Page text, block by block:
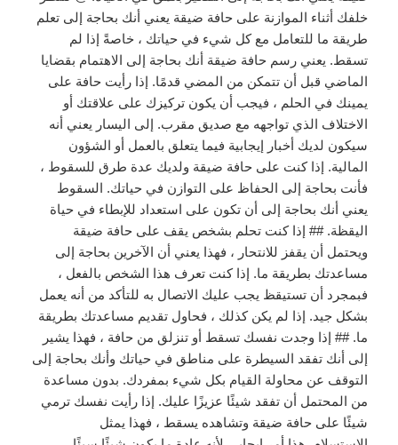
خلفك أثناء الموازنة على حافة ضيقة يعني أنك بحاجة إلى تعلم
طريقة ما للتعامل مع كل شيء في حياتك ، خاصةً إذا لم
تسقط. يعني رسم حافة ضيقة أنك بحاجة إلى الاهتمام بقضايا
الماضي قبل أن تتمكن من المضي قدمًا. إذا رأيت حافة على
يمينك في الحلم ، فيجب أن يكون تركيزك على علاقتك أو
الاختلاف الذي تواجهه مع صديق مقرب. إلى اليسار يعني أنه
سيكون لديك أخبار إيجابية فيما يتعلق بالعمل أو الشؤون
المالية. إذا كنت على حافة ضيقة ولديك عدة طرق للسقوط ،
فأنت بحاجة إلى الحفاظ على التوازن في حياتك. السقوط
يعني أنك بحاجة إلى أن تكون على استعداد للإبطاء في حياة
اليقظة. ## إذا كنت تحلم بشخص يقف على حافة ضيقة
ويحتمل أن يقفز للانتحار ، فهذا يعني أن الآخرين بحاجة إلى
مساعدتك بطريقة ما. إذا كنت تعرف هذا الشخص بالفعل ،
فبمجرد أن تستيقظ يجب عليك الاتصال به للتأكد من أنه يعمل
بشكل جيد. إذا لم يكن كذلك ، فحاول تقديم مساعدتك بطريقة
ما. ## إذا وجدت نفسك تسقط أو تنزلق من حافة ، فهذا يشير
إلى أنك تفقد السيطرة على مناطق في حياتك وأنك بحاجة إلى
التوقف عن محاولة القيام بكل شيء بمفردك. بدون مساعدة
من المحتمل أن تفقد شيئًا عزيزًا عليك. إذا رأيت نفسك ترمي
شيئًا على حافة ضيقة وتشاهده يسقط ، فهذا يمثل